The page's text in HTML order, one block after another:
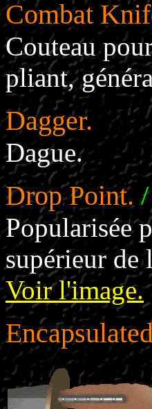
Combat
Couteau
pliant,
Dagger.
Dague.
Drop Point.
Popularisée
supérieur de
Voir l'image.